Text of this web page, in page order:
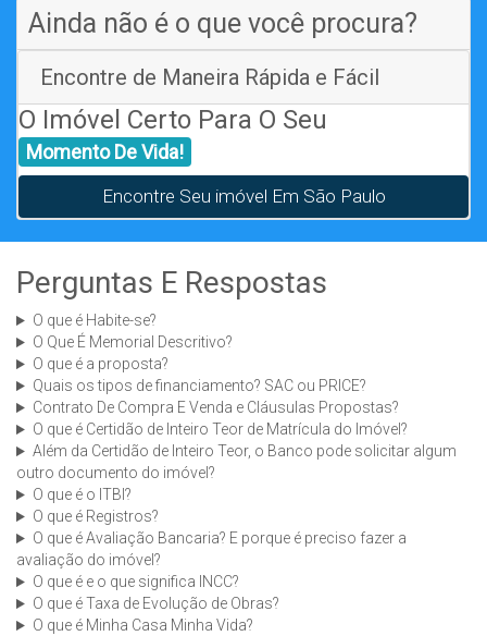
Ainda não é o que você procura?
Encontre de Maneira Rápida e Fácil
O Imóvel Certo Para O Seu
Momento De Vida!
Encontre Seu imóvel Em São Paulo
Perguntas E Respostas
O que é Habite-se?
O Que É Memorial Descritivo?
O que é a proposta?
Quais os tipos de financiamento? SAC ou PRICE?
Contrato De Compra E Venda e Cláusulas Propostas?
O que é Certidão de Inteiro Teor de Matrícula do Imóvel?
Além da Certidão de Inteiro Teor, o Banco pode solicitar algum
outro documento do imóvel?
O que é o ITBI?
O que é Registros?
O que é Avaliação Bancaria? E porque é preciso fazer a
avaliação do imóvel?
O que é e o que significa INCC?
O que é Taxa de Evolução de Obras?
O que é Minha Casa Minha Vida?